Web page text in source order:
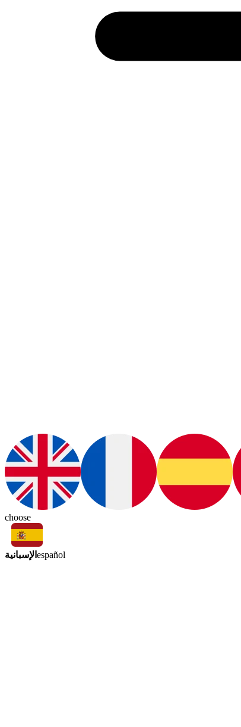
choose
الإسبانية español